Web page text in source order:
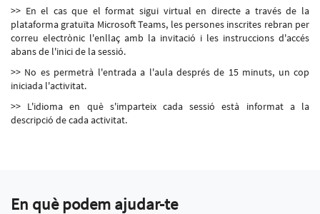
>> En el cas que el format sigui virtual en directe a través de la
plataforma gratuïta Microsoft Teams, les persones inscrites rebran per
correu electrònic l'enllaç amb la invitació i les instruccions d'accés
abans de l'inici de la sessió.
>> No es permetrà l'entrada a l'aula després de 15 minuts, un cop
iniciada l'activitat.
>> L'idioma en què s'imparteix cada sessió està informat a la
descripció de cada activitat.
En què podem ajudar-te